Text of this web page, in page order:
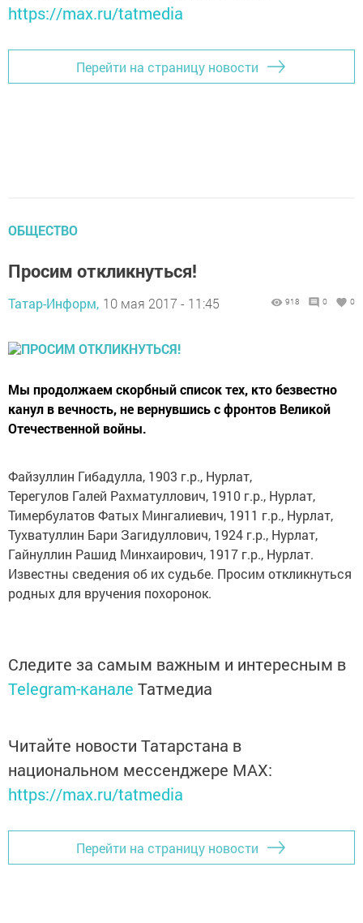
https://max.ru/tatmedia
Перейти на страницу новости
ОБЩЕСТВО
Просим откликнуться!
Татар-Информ, 10 мая 2017 - 11:45 918 0 0
Мы продолжаем скорбный список тех, кто безвестно
канул в вечность, не вернувшись с фронтов Великой
Отечественной войны.
Файзуллин Гибадулла, 1903 г.р., Нурлат,
Терегулов Галей Рахматуллович, 1910 г.р., Нурлат,
Тимербулатов Фатых Мингалиевич, 1911 г.р., Нурлат,
Тухватуллин Бари Загидуллович, 1924 г.р., Нурлат,
Гайнуллин Рашид Минхаирович, 1917 г.р., Нурлат.
Известны сведения об их судьбе. Просим откликнуться
родных для вручения похоронок.
Следите за самым важным и интересным в
Telegram-канале Татмедиа
Читайте новости Татарстана в
национальном мессенджере MАХ:
https://max.ru/tatmedia
Перейти на страницу новости